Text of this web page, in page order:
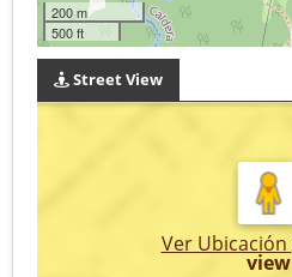
200 m
500 ft
Street View
Ver Ubicación
view